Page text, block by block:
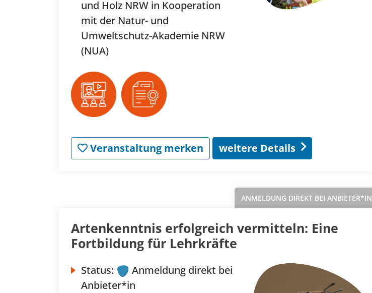
und Holz NRW in Kooperation
mit der Natur- und
Umweltschutz-Akademie NRW
(NUA)
Veranstaltung merken weitere Details
ANMELDUNG DIREKT BEI ANBIETER*IN
Artenkenntnis erfolgreich vermitteln: Eine
Fortbildung für Lehrkräfte
Status:
Anmeldung direkt bei
Anbieter*in